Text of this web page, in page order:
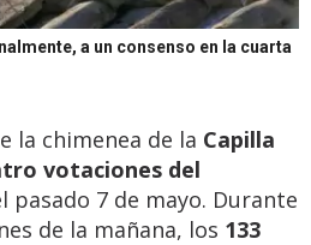
a un consenso en la cuarta
la chimenea de la Capilla
votaciones del
pasado 7 de mayo. Durante
de la mañana, los 133